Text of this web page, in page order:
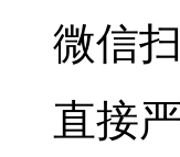
微信
直接